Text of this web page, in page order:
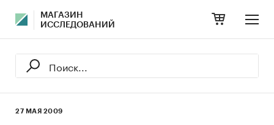
МАГАЗИН
ИССЛЕДОВАНИЙ
27 МАЯ 2009